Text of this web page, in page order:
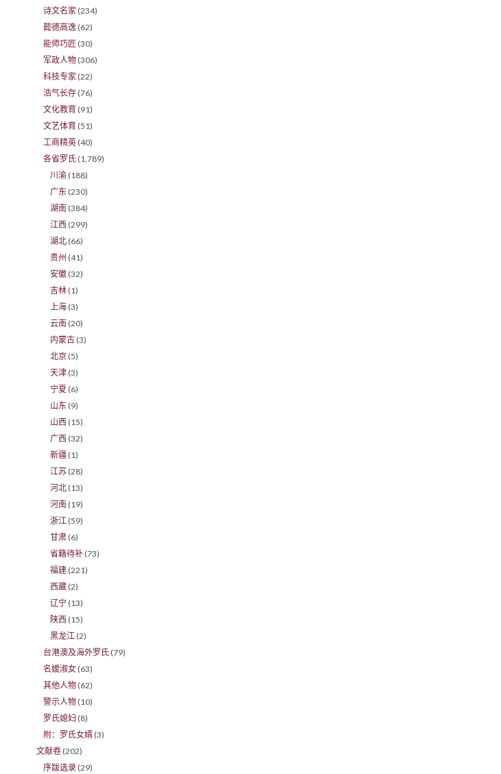
诗文名家 (234)
懿德高逸 (62)
能师巧匠 (30)
军政人物 (306)
科技专家 (22)
浩气长存 (76)
文化教育 (91)
文艺体育 (51)
工商精英 (40)
各省罗氏 (1,789)
川渝 (188)
广东 (230)
湖南 (384)
江西 (299)
湖北 (66)
贵州 (41)
安徽 (32)
吉林 (1)
上海 (3)
云南 (20)
内蒙古 (3)
北京 (5)
天津 (3)
宁夏 (6)
山东 (9)
山西 (15)
广西 (32)
新疆 (1)
江苏 (28)
河北 (13)
河南 (19)
浙江 (59)
甘肃 (6)
省籍待补 (73)
福建 (221)
西藏 (2)
辽宁 (13)
陕西 (15)
黑龙江 (2)
台港澳及海外罗氏 (79)
名嫒淑女 (63)
其他人物 (62)
警示人物 (10)
罗氏媳妇 (8)
附：罗氏女婿 (3)
文献卷 (202)
序跋选录 (29)